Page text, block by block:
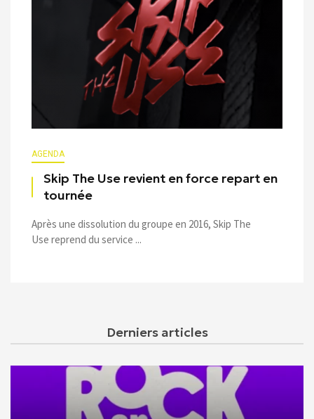
AGENDA
Skip The Use revient en force repart en
tournée
Après une dissolution du groupe en 2016, Skip The
Use reprend du service ...
Derniers articles